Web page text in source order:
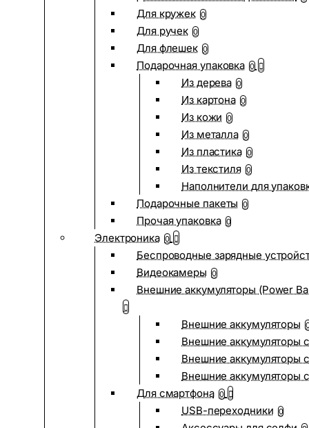
Для кружек 0
Для ручек 0
Для флешек 0
Подарочная упаковка 0
Из дерева 0
Из картона 0
Из кожи 0
Из металла 0
Из пластика 0
Из текстиля 0
Наполнители для
Подарочные пакеты 0
Прочая упаковка 0
Электроника 0
Беспроводные зарядные
Видеокамеры 0
Внешние аккумуляторы (Power
Внешние аккумуляторы
Внешние аккумуляторы
Внешние аккумуляторы
Внешние аккумуляторы
Для смартфона 0
USB-переходники 0